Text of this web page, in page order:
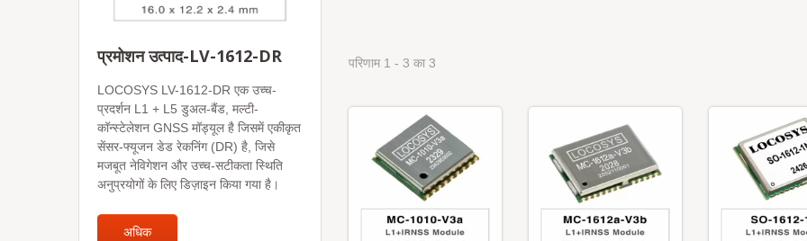
प्रमोशन उत्पाद-LV-1612-DR
LOCOSYS LV-1612-DR एक उच्च-
प्रदर्शन L1 + L5 डुअल-बैंड, मल्टी-
कॉन्स्टेलेशन GNSS मॉड्यूल है जिसमें एकीकृत
सेंसर-फ्यूजन डेड रेकनिंग (DR) है, जिसे
मजबूत नेविगेशन और उच्च-सटीकता स्थिति
अनुप्रयोगों के लिए डिज़ाइन किया गया है।
अधिक
परिणाम 1 - 3 का 3